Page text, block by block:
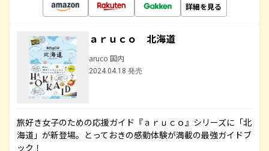
詳細を見る
ａｒｕｃｏ 北海道
aruco 国内
2024.04.18 発売
旅好き女子のための応援ガイド『ａｒｕｃｏ』シリーズに「北
海道」が新登場。とっておきの感動体験が満載の最強ガイドブ
ック！